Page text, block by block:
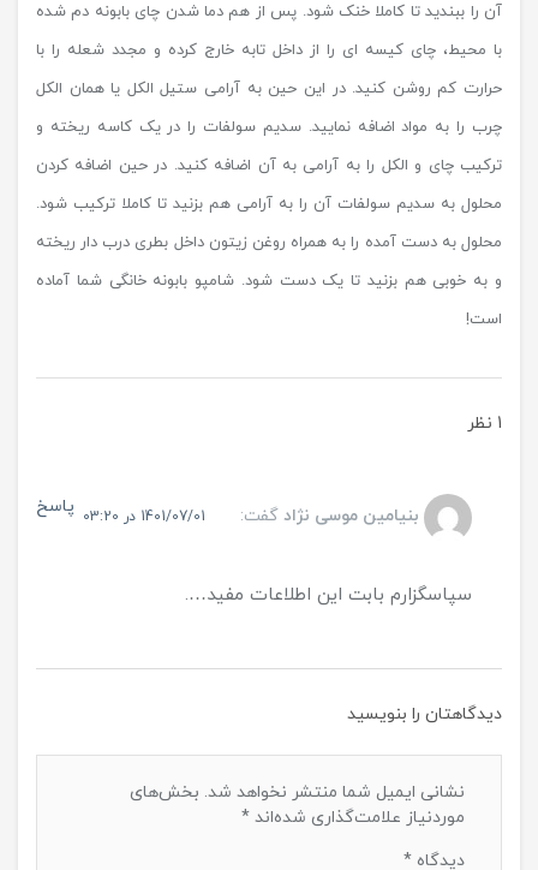
آن را ببندید تا کاملا خنک شود. پس از هم دما شدن چای بابونه دم شده
با محیط، چای کیسه ای را از داخل تابه خارج کرده و مجدد شعله را با
حرارت کم روشن کنید. در این حین به آرامی ستیل الکل یا همان الکل
چرب را به مواد اضافه نمایید. سدیم سولفات را در یک کاسه ریخته و
ترکیب چای و الکل را به آرامی به آن اضافه کنید. در حین اضافه کردن
محلول به سدیم سولفات آن را به آرامی هم بزنید تا کاملا ترکیب شود.
محلول به دست آمده را به همراه روغن زیتون داخل بطری درب دار ریخته
و به خوبی هم بزنید تا یک دست شود. شامپو بابونه خانگی شما آماده
است!
1 نظر
بنیامین موسی نژاد گفت: 1401/07/01 در 03:20
سپاسگزارم بابت این اطلاعات مفید….
پاسخ
دیدگاهتان را بنویسید
نشانی ایمیل شما منتشر نخواهد شد. بخش‌های
موردنیاز علامت‌گذاری شده‌اند *
دیدگاه *